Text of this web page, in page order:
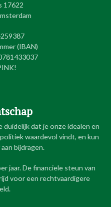
17622
(IBAN)
duidelijk dat je onze idealen en
waardevol vindt, en kun
bijdragen.
jaar. De financiele steun van
voor een rechtvaardigere